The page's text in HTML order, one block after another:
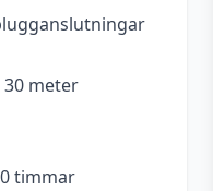
30 meter
timmar